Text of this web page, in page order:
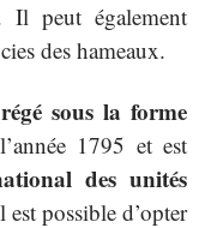
Il peut également
des hameaux.
sous la forme
1795 et est
des unités
possible d’opter